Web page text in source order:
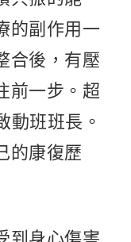
的副作用一
合後，有壓
前一步。超
動班班長。
的康復歷